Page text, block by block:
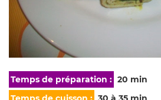
Temps de préparation : 20 min